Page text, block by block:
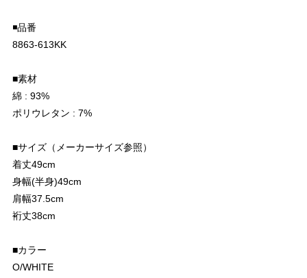
◾️品番
8863-613KK
■素材
綿 : 93%
ポリウレタン : 7%
■サイズ（メーカーサイズ参照）
着丈49cm
身幅(半身)49cm
肩幅37.5cm
裄丈38cm
■カラー
O/WHITE